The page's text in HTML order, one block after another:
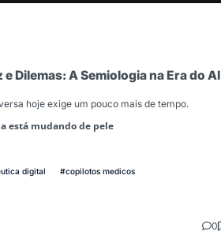
Dilemas: A Semiologia na Era do AI
hoje exige um pouco mais de tempo.
está mudando de pele
digital #copilotos medicos
0